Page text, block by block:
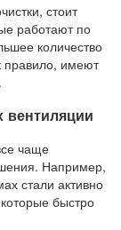
стоит
работают по
количество
правило, имеют
вентиляции
чаще
Например,
стали активно
быстро